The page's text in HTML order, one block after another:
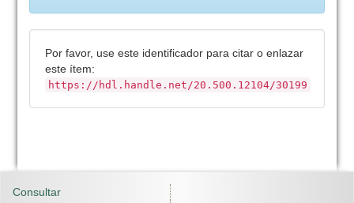
Por favor, use este identificador para citar o enlazar
este ítem:
https://hdl.handle.net/20.500.12104/30199
Consultar